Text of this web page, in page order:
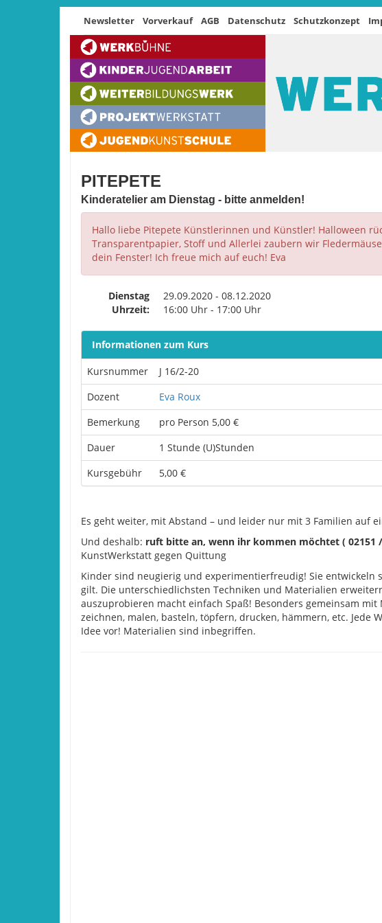
Newsletter Vorverkauf AGB Datenschutz Schutzkonzept
PITEPETE
Kinderatelier am Dienstag - bitte anmelden!
Hallo liebe Pitepete Künstlerinnen und Künstler! Halloween
Transparentpapier, Stoff und Allerlei zaubern wir
dein Fenster! Ich freue mich auf euch! Eva
Dienstag
29.09.2020 - 08.12.2020
Uhrzeit:
16:00 Uhr - 17:00 Uhr
Informationen zum Kurs
Kursnummer
J 16/2-20
Dozent
Eva Roux
Bemerkung
pro Person 5,00 €
Dauer
1 Stunde (U)Stunden
Kursgebühr
5,00 €
Es geht weiter, mit Abstand – und leider nur mit 3 Familien auf
Und deshalb: ruft bitte an, wenn ihr kommen möchtet ( 02151 /
KunstWerkstatt gegen Quittung
Kinder sind neugierig und experimentierfreudig! Sie entwickeln
gilt. Die unterschiedlichsten Techniken und Materialien
auszuprobieren macht einfach Spaß! Besonders gemeinsam
zeichnen, malen, basteln, töpfern, drucken, hämmern, etc. Jede
Idee vor! Materialien sind inbegriffen.